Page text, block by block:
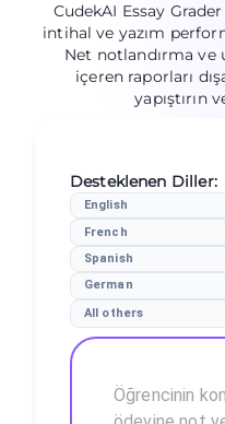
CudekAI Essay
intihal ve yazım
Net notlandırma
içeren raporları
yapıştırın
Desteklenen Diller:
English
French
Spanish
German
All others